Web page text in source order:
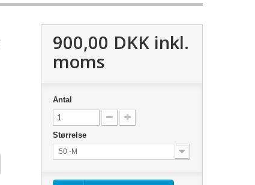
900,00 DKKinkl.
moms
Antal
Størrelse
50 -M